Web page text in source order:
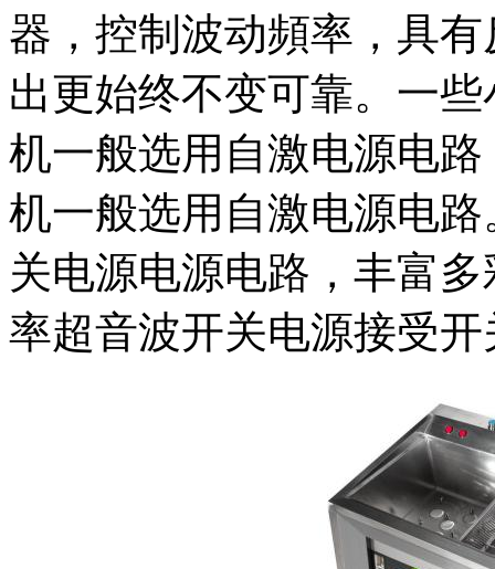
器，控制波动頻率，具
出更始终不变可靠。一
机一般选用自激电源电
机一般选用自激电源电
关电源电源电路，丰富
率超音波开关电源接受